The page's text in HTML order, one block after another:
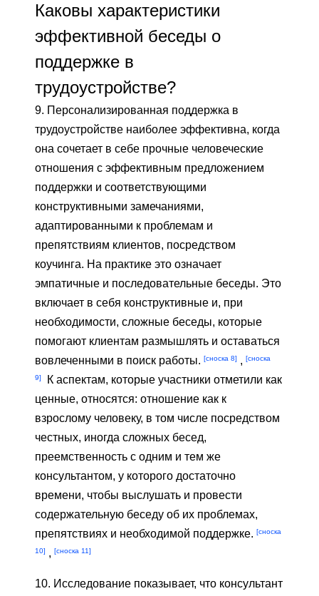
Каковы характеристики
эффективной беседы о
поддержке в
трудоустройстве?
9. Персонализированная поддержка в
трудоустройстве наиболее эффективна, когда
она сочетает в себе прочные человеческие
отношения с эффективным предложением
поддержки и соответствующими
конструктивными замечаниями,
адаптированными к проблемам и
препятствиям клиентов, посредством
коучинга. На практике это означает
эмпатичные и последовательные беседы. Это
включает в себя конструктивные и, при
необходимости, сложные беседы, которые
помогают клиентам размышлять и оставаться
вовлеченными в поиск работы. [сноска 8] , [сноска
9]
К аспектам, которые участники отметили как
ценные, относятся: отношение как к
взрослому человеку, в том числе посредством
честных, иногда сложных бесед,
преемственность с одним и тем же
консультантом, у которого достаточно
времени, чтобы выслушать и провести
содержательную беседу об их проблемах,
препятствиях и необходимой поддержке. [сноска
10] , [сноска 11]
10. Исследование показывает, что консультант